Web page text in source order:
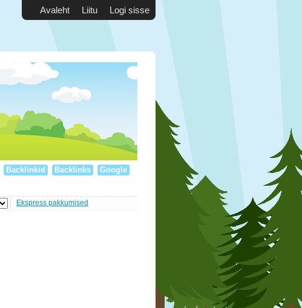
Avaleht Liitu Logi sisse
Backlinkid Backlinks
Google
Ekspress pakkumised